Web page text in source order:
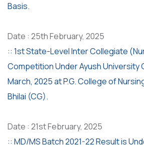
Basis.
Date : 25th February, 2025
:: 1st State-Level Inter Collegiate
Competition Under Ayush University
March, 2025 at P.G. College of
Bhilai (CG).
Date : 21st February, 2025
:: MD/MS Batch 2021-22 Result is